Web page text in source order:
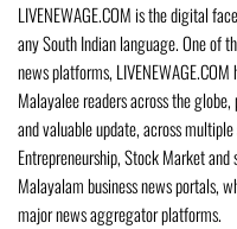
LIVENEWAGE.COM is the digital
any South Indian language. One of
news platforms,
Malayalee readers across the
and valuable update, across
Entrepreneurship, Stock Market
Malayalam business news portals,
major news aggregator platforms.